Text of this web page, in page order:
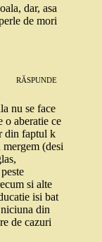
dar, asa
de mori
RĂSPUNDE
nu se face
o aberatie ce
din faptul k
mergem (desi
si alte
isi bat
din
de cazuri